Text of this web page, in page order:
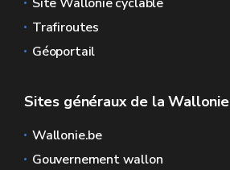
Trafiroutes
Géoportail
Sites généraux de la Wallonie
Wallonie.be
Gouvernement wallon